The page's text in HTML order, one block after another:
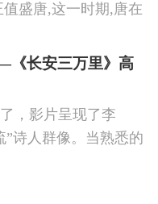
盛唐,这一时期,唐在
的向上精神,和克敌
塞战争,也使人民不
《长安三万里》高
，影片呈现了李
”诗人群像。当熟悉的
来（预）习。